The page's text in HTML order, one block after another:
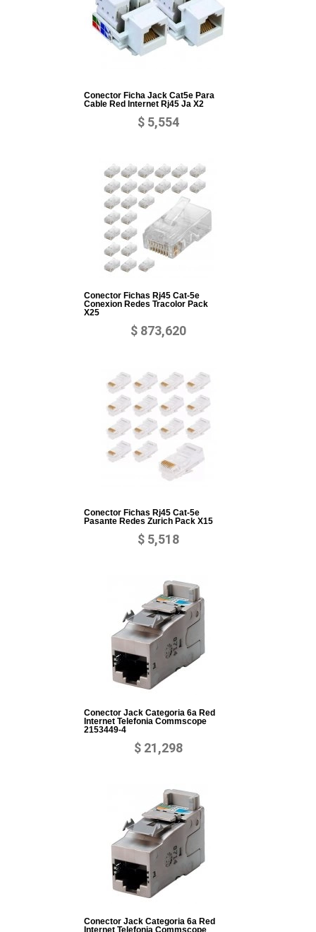
Conector Ficha Jack Cat5e Para
Cable Red Internet Rj45 Ja X2
$ 5,554
Conector Fichas Rj45 Cat-5e
Conexion Redes Tracolor Pack
X25
$ 873,620
Conector Fichas Rj45 Cat-5e
Pasante Redes Zurich Pack X15
$ 5,518
Conector Jack Categoria 6a Red
Internet Telefonia Commscope
2153449-4
$ 21,298
Conector Jack Categoria 6a Red
Internet Telefonia Commscope